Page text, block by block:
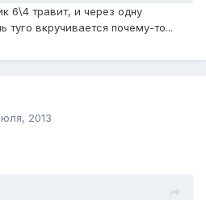
6\4 травит, и через одну
туго вкручивается почему-то...
2013